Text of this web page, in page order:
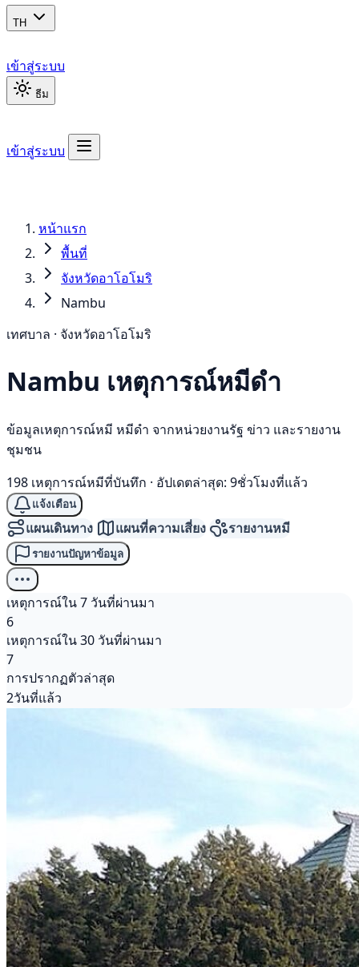
TH
เข้าสู่ระบบ
ธีม
เข้าสู่ระบบ
หน้าแรก
พื้นที่
จังหวัดอาโอโมริ
Nambu
เทศบาล · จังหวัดอาโอโมริ
Nambu เหตุการณ์หมีดำ
ข้อมูลเหตุการณ์หมี หมีดำ จากหน่วยงานรัฐ ข่าว และรายงาน
ชุมชน
198 เหตุการณ์หมีที่บันทึก · อัปเดตล่าสุด: 9ชั่วโมงที่แล้ว
แจ้งเตือน
แผนเดินทาง แผนที่ความเสี่ยง รายงานหมี
รายงานปัญหาข้อมูล
เหตุการณ์ใน 7 วันที่ผ่านมา
6
เหตุการณ์ใน 30 วันที่ผ่านมา
7
การปรากฏตัวล่าสุด
2วันที่แล้ว